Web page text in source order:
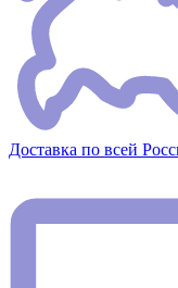
Доставка по всей